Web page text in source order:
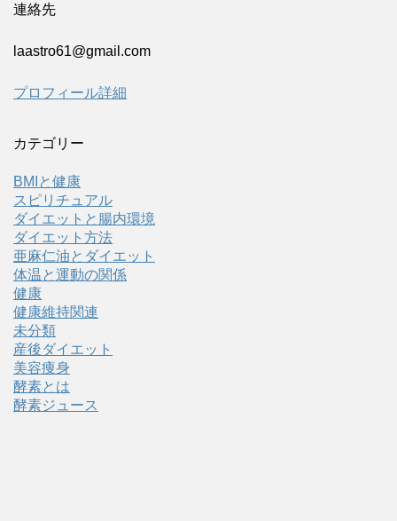
連絡先
laastro61@gmail.com
プロフィール詳細
カテゴリー
BMIと健康
スピリチュアル
ダイエットと腸内環境
ダイエット方法
亜麻仁油とダイエット
体温と運動の関係
健康
健康維持関連
未分類
産後ダイエット
美容痩身
酵素とは
酵素ジュース